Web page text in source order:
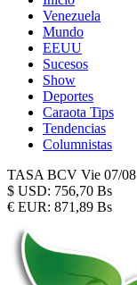
Venezuela
Mundo
EEUU
Sucesos
Show
Deportes
Caraota Tips
Tendencias
Columnistas
TASA BCV Vie 07/08
$ USD: 756,70 Bs
€ EUR: 871,89 Bs